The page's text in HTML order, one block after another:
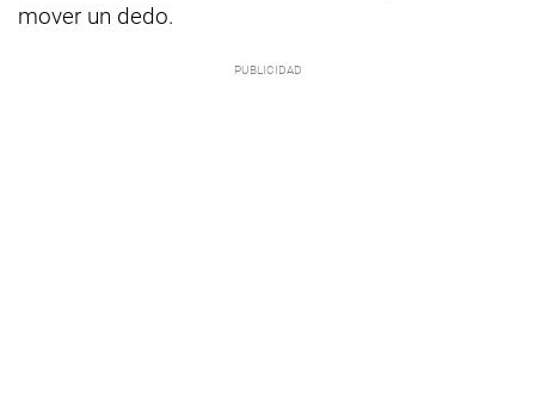
mover un dedo.